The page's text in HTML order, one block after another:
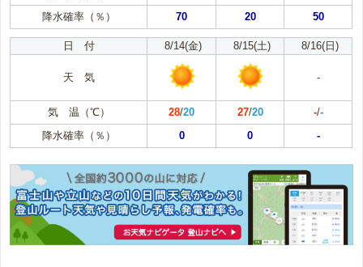
降水確率（％）
70 20 50
日 付 8/14(金) 8/15(土) 8/16(日)
天 気 -
気 温（℃） 28/20 27/20 -/-
降水確率（％）
0 0 -